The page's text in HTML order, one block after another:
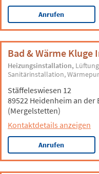
Anrufen
Bad & Wärme Kluge
Heizungsinstallation
Sanitärinstallation
Stäffeleswiesen 12
89522 Heidenheim an der
(Mergelstetten)
Kontaktdetails anzeigen
Anrufen